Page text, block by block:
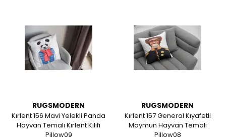
RUGSMODERN
Kırlent 156 Mavi Yelekli Panda
Hayvan Temalı Kırlent Kılıfı
Pillow09
RUGSMODERN
Kırlent 157 General Kıyafetli
Maymun Hayvan Temalı
Pillow08